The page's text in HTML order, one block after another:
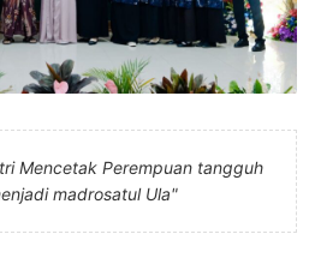
Mencetak Perempuan tangguh
madrosatul Ula"